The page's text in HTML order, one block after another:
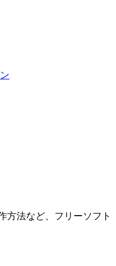
方法など、フリーソフト